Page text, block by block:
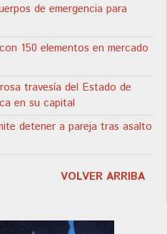
de emergencia para
150 elementos en mercado
travesía del Estado de
en su capital
detener a pareja tras asalto
VOLVER ARRIBA